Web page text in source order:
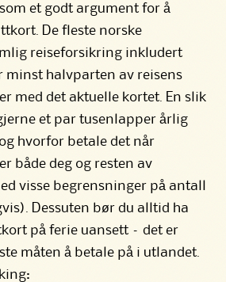
et godt argument for å
De fleste norske
reiseforsikring inkludert
minst halvparten av reisens
med det aktuelle kortet. En slik
et par tusenlapper årlig
hvorfor betale det når
både deg og resten av
visse begrensninger på antall
Dessuten bør du alltid ha
på ferie uansett – det er
måten å betale på i utlandet.